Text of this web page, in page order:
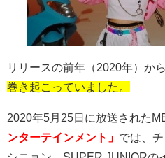
リリースの前年（2020年）から
巻き起こっていました。
2020年5 月 25日に放送された
ンターテインメント」 では、